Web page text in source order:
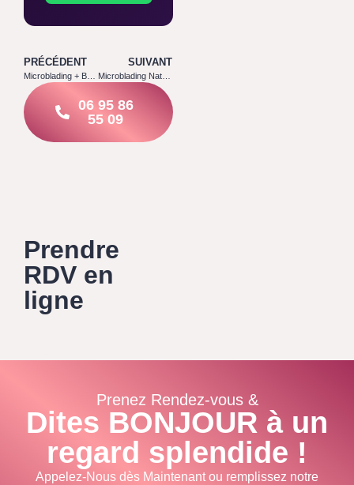
PRÉCÉDENT SUIVANT
06 95 86
55 09
Prendre
RDV en
ligne
Prenez Rendez-vous &
Dites BONJOUR à un
regard splendide !
Appelez-Nous dès Maintenant ou remplissez notre